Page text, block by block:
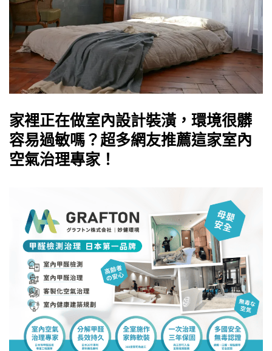
家裡正在做室內設計裝潢，環境很髒
容易過敏嗎？超多網友推薦這家室內
空氣治理專家！